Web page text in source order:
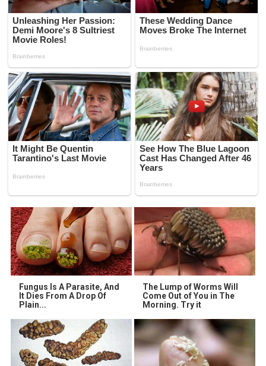
Fungus Is A Parasite, And
It Dies From A Drop Of
Plain...
The Lump of Worms Will
Come Out of You in The
Morning. Try it